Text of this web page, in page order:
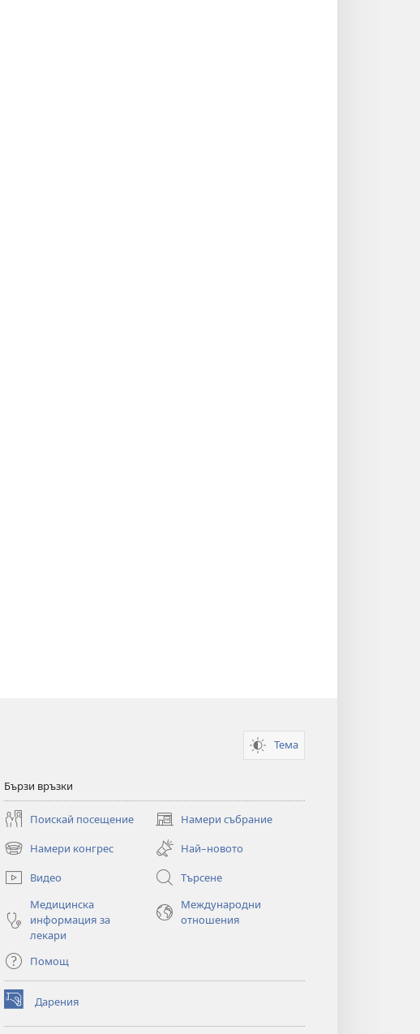
Тема
Бързи връзки
Поискай посещение Намери събрание
(отваря
нов
прозорец)
Намери конгрес
(отваря
нов
прозорец)
Най–новото
Видео
Търсене
Медицинска
информация за
лекари
Международни
отношения
Помощ
Дарения
(отваря
нов